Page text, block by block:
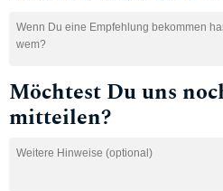
Möchtest Du uns
mitteilen?